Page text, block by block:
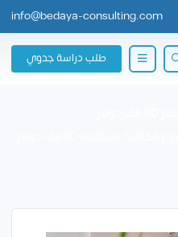
info@bedaya-consulting.com
طلب دراسة جدوي